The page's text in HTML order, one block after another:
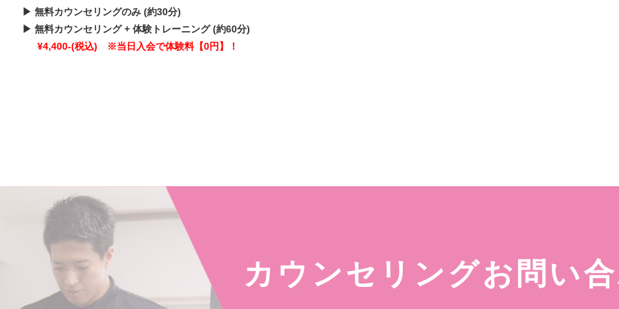
▶ 無料カウンセリングのみ (約30分)
▶ 無料カウンセリング + 体験トレーニング (約60分)
¥4,400-(税込) ※当日入会で体験料【0円】！
カウンセリングお問い